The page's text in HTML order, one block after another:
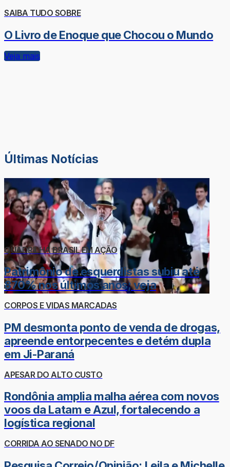
SAIBA TUDO SOBRE
O Livro de Enoque que Chocou o Mundo
Veja mais
Últimas Notícias
QUADRILHA BRASIL EM AÇÃO
Patrimônio de esquerdistas subiu até
870% nos últimos anos; veja
CORPOS E VIDAS MARCADAS
PM desmonta ponto de venda de drogas,
apreende entorpecentes e detém dupla
em Ji-Paraná
APESAR DO ALTO CUSTO
Rondônia amplia malha aérea com novos
voos da Latam e Azul, fortalecendo a
logística regional
CORRIDA AO SENADO NO DF